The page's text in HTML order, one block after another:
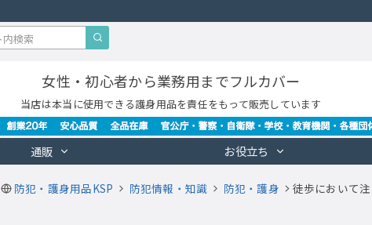
女性・初心者から業務用までフルカバー
当店は本当に使用できる護身用品を責任をもって販売しています
通販 お役立ち
防犯・護身用品KSP 防犯情報・知識 防犯・護身 徒歩において